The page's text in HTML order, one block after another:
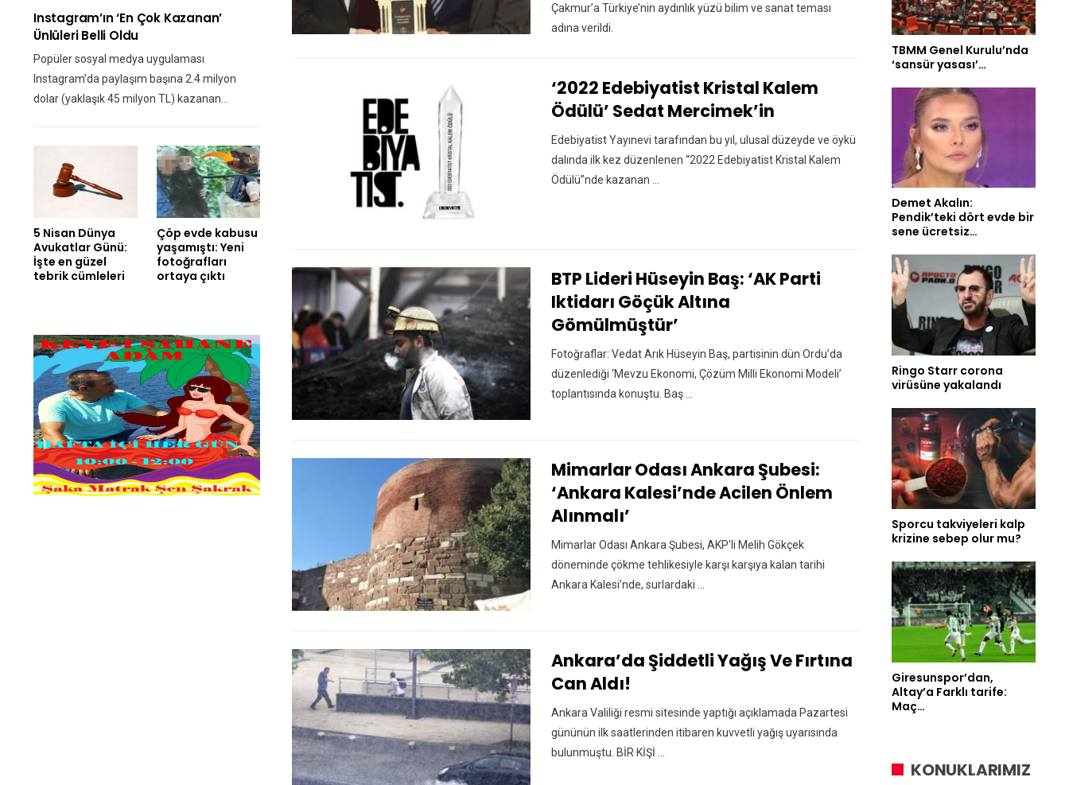
Çakmur’a Türkiye’nin aydınlık yüzü bilim ve sanat teması
adına verildi.
‘2022 Edebiyatist Kristal Kalem
Ödülü’ Sedat Mercimek’in
Edebiyatist Yayınevi tarafından bu yıl, ulusal düzeyde ve öykü
dalında ilk kez düzenlenen “2022 Edebiyatist Kristal Kalem
Ödülü”nde kazanan ...
BTP Lideri Hüseyin Baş: ‘AK Parti
Iktidarı Göçük Altına
Gömülmüştür’
Fotoğraflar: Vedat Arık Hüseyin Baş, partisinin dün Ordu’da
düzenlediği ‘Mevzu Ekonomi, Çözüm Milli Ekonomi Modeli’
toplantısında konuştu. Baş ...
Mimarlar Odası Ankara Şubesi:
‘Ankara Kalesi’nde Acilen Önlem
Alınmalı’
Mimarlar Odası Ankara Şubesi, AKP'li Melih Gökçek
döneminde çökme tehlikesiyle karşı karşıya kalan tarihi
Ankara Kalesi’nde, surlardaki ...
Ankara’da Şiddetli Yağış Ve Fırtına
Can Aldı!
Ankara Valiliği resmi sitesinde yaptığı açıklamada Pazartesi
gününün ilk saatlerinden itibaren kuvvetli yağış uyarısında
bulunmuştu. BİR KİŞİ ...
Instagram’ın ‘en Çok Kazanan’
Ünlüleri Belli Oldu
Popüler sosyal medya uygulaması
Instagram’da paylaşım başına 2.4 milyon
dolar (yaklaşık 45 milyon TL) kazanan…
5 Nisan Dünya
Avukatlar Günü:
İşte en güzel
tebrik cümleleri
Çöp evde kabusu
yaşamıştı: Yeni
fotoğrafları
ortaya çıktı
TBMM Genel Kurulu’nda
‘sansür yasası’…
Demet Akalın:
Pendik’teki dört evde bir
sene ücretsiz…
Ringo Starr corona
virüsüne yakalandı
Sporcu takviyeleri kalp
krizine sebep olur mu?
Giresunspor’dan,
Altay’a Farklı tarife:
Maç…
KONUKLARIMIZ